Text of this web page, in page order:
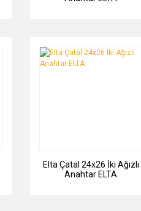
Elta Çatal 24x26 İki Ağızlı
Anahtar ELTA